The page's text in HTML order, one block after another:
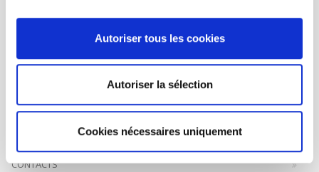
Autoriser tous les cookies
Autoriser la sélection
Cookies nécessaires uniquement
SCIENCES PO UNIVERSITY PRESS has a threefold role: to publish
original research, to edit reference works for student use, and to
help public and political debate.continue
CONTACTS